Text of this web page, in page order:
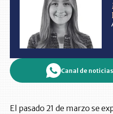
Canal de
El pasado 21 de marzo se